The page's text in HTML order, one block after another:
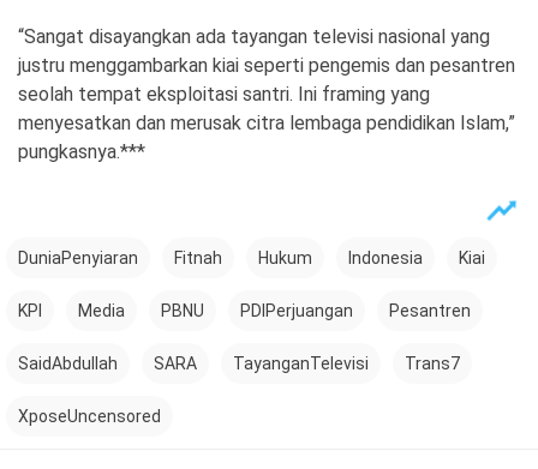
“Sangat disayangkan ada tayangan televisi nasional yang
justru menggambarkan kiai seperti pengemis dan pesantren
seolah tempat eksploitasi santri. Ini framing yang
menyesatkan dan merusak citra lembaga pendidikan Islam,”
pungkasnya.***
DuniaPenyiaran Fitnah Hukum Indonesia Kiai
KPI Media PBNU PDIPerjuangan Pesantren
SaidAbdullah SARA TayanganTelevisi Trans7
XposeUncensored